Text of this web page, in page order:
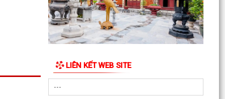
QUYẾT ĐỊNH Công nhận chức danh Chủ tịch Hội
Người cao tuổi xã Hà Bắc nhiệm kỳ 2026 - 2031
cơ sở giáo dục mầm...
QUYẾT ĐỊNH Về việc công nhận người tham gia
LIÊN KẾT WEB SITE